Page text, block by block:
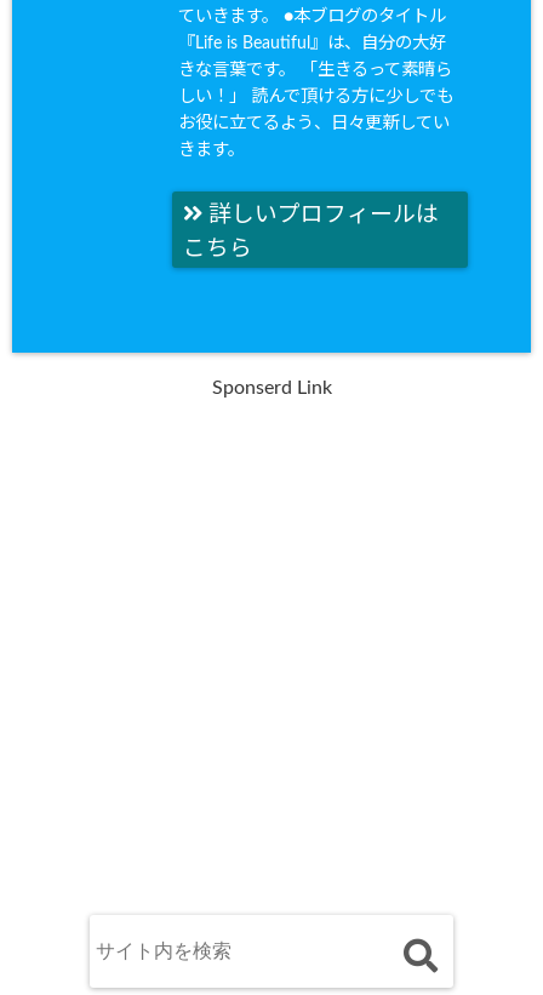
ていきます。 ●本ブログのタイトル
『Life is Beautiful』は、自分の大好
きな言葉です。 「生きるって素晴ら
しい！」 読んで頂ける方に少しでも
お役に立てるよう、日々更新してい
きます。
詳しいプロフィールは
こちら
Sponserd Link